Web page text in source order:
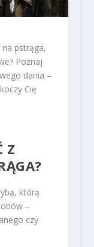
na pstrąga,
Poznaj
dania –
Cię
Z
którą
–
czy